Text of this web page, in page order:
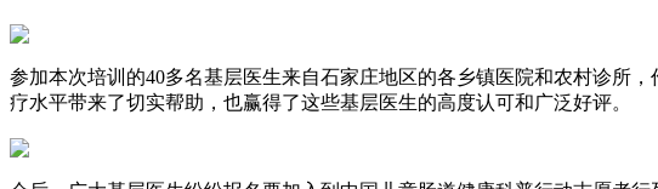
参加本次培训的40多名基层医生来自石家庄地区的各乡镇医院和农村诊所
疗水平带来了切实帮助，也赢得了这些基层医生的高度认可和广泛好评。